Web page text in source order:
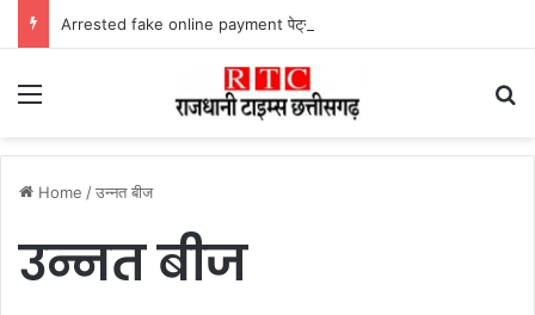
Menu
Home /उन्नत बीज
उन्नत बीज